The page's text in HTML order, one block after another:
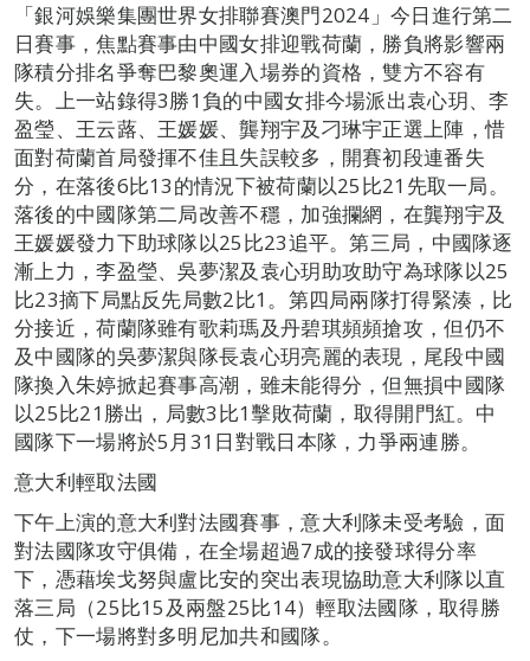
「銀河娛樂集團世界女排聯賽澳門2024」今日進行第二
日賽事，焦點賽事由中國女排迎戰荷蘭，勝負將影響兩
隊積分排名爭奪巴黎奧運入場券的資格，雙方不容有
失。上一站錄得3勝1負的中國女排今場派出袁心玥、李
盈瑩、王云蕗、王媛媛、龔翔宇及刁琳宇正選上陣，惜
面對荷蘭首局發揮不佳且失誤較多，開賽初段連番失
分，在落後6比13的情況下被荷蘭以25比21先取一局。
落後的中國隊第二局改善不穩，加強攔網，在龔翔宇及
王媛媛發力下助球隊以25比23追平。第三局，中國隊逐
漸上力，李盈瑩、吳夢潔及袁心玥助攻助守為球隊以25
比23摘下局點反先局數2比1。第四局兩隊打得緊湊，比
分接近，荷蘭隊雖有歌莉瑪及丹碧琪頻頻搶攻，但仍不
及中國隊的吳夢潔與隊長袁心玥亮麗的表現，尾段中國
隊換入朱婷掀起賽事高潮，雖未能得分，但無損中國隊
以25比21勝出，局數3比1擊敗荷蘭，取得開門紅。中
國隊下一場將於5月31日對戰日本隊，力爭兩連勝。
意大利輕取法國
下午上演的意大利對法國賽事，意大利隊未受考驗，面
對法國隊攻守俱備，在全場超過7成的接發球得分率
下，憑藉埃戈努與盧比安的突出表現協助意大利隊以直
落三局（25比15及兩盤25比14）輕取法國隊，取得勝
仗，下一場將對多明尼加共和國隊。